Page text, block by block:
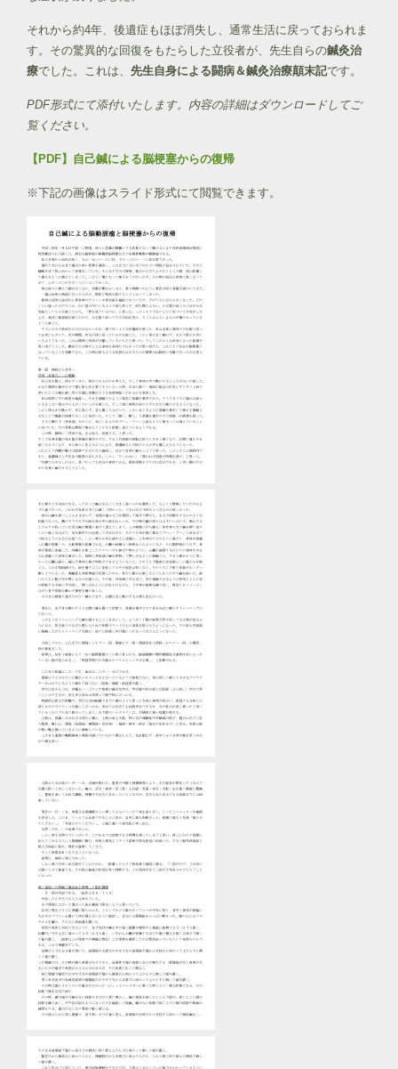
それから約4年、後遺症もほぼ消失し、通常生活に戻っておられま
す。その驚異的な回復をもたらした立役者が、先生自らの鍼灸治
療でした。これは、 先生自身による闘病＆鍼灸治療顛末記です。
PDF形式にて添付いたします。内容の詳細はダウンロードしてご
覧ください。
【PDF】自己鍼による脳梗塞からの復帰
※下記の画像はスライド形式にて閲覧できます。